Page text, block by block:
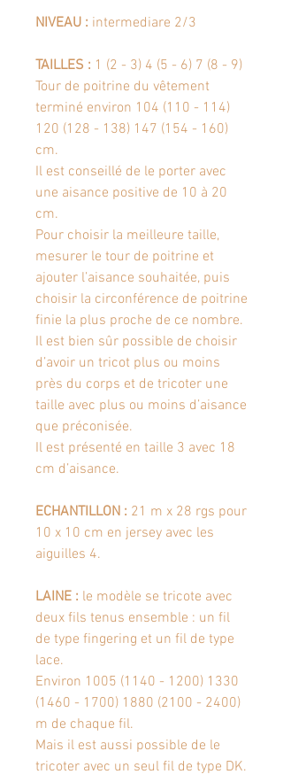
NIVEAU : intermediare 2/3
TAILLES : 1 (2 - 3) 4 (5 - 6) 7 (8 - 9)
Tour de poitrine du vêtement
terminé environ 104 (110 - 114)
120 (128 - 138) 147 (154 - 160)
cm.
Il est conseillé de le porter avec
une aisance positive de 10 à 20
cm.
Pour choisir la meilleure taille,
mesurer le tour de poitrine et
ajouter l’aisance souhaitée, puis
choisir la circonférence de poitrine
finie la plus proche de ce nombre.
Il est bien sûr possible de choisir
d’avoir un tricot plus ou moins
près du corps et de tricoter une
taille avec plus ou moins d’aisance
que préconisée.
Il est présenté en taille 3 avec 18
cm d’aisance.
ECHANTILLON : 21 m x 28 rgs pour
10 x 10 cm en jersey avec les
aiguilles 4.
LAINE : le modèle se tricote avec
deux fils tenus ensemble : un fil
de type fingering et un fil de type
lace.
Environ 1005 (1140 - 1200) 1330
(1460 - 1700) 1880 (2100 - 2400)
m de chaque fil.
Mais il est aussi possible de le
tricoter avec un seul fil de type DK.